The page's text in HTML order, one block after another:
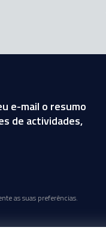
e-mail o resumo
de actividades,
as suas preferências.